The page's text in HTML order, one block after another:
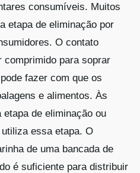
consumíveis. Muitos
etapa de eliminação por
O contato
comprimido para soprar
fazer com que os
e alimentos. Às
de eliminação ou
essa etapa. O
de uma bancada de
é suficiente para distribuir